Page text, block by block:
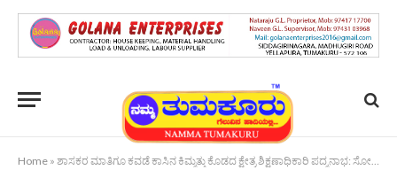
Home » ಶಾಸಕರ ಮಾತಿಗೂ ಕವಡೆ ಕಾಸಿನ ಕಿಮ್ಮತ್ತು ಕೊಡದ ಕ್ಷೇತ್ರ ಶಿಕ್ಷಣಾಧಿಕಾರಿ ಪದ್ಮನಾಭ: ಸೋಮನಹಳ್ಳಿ ಜಗದೀಶ್ ಆರೋಪ